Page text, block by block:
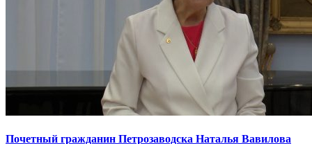
Почетный гражданин Петрозаводска Наталья Вавилова